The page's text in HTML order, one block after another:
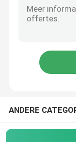
Dehydrerend
ANDERE